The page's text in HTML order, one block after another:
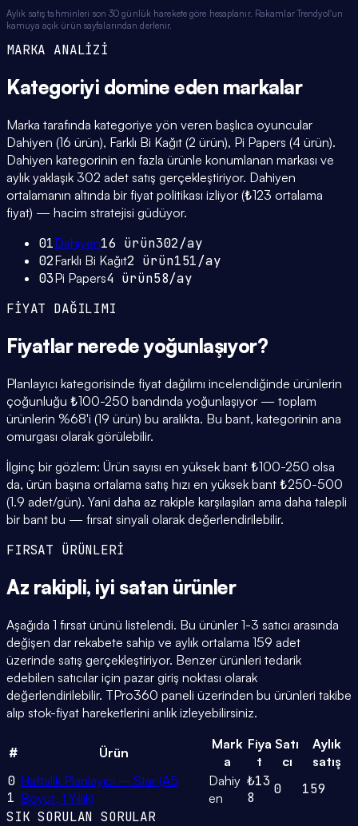
Aylık satış tahminleri son 30 günlük harekete göre hesaplanır. Rakamlar Trendyol'un
kamuya açık ürün sayfalarından derlenir.
MARKA ANALİZİ
Kategoriyi domine eden markalar
Marka tarafında kategoriye yön veren başlıca oyuncular
Dahiyen (16 ürün), Farklı Bi Kağıt (2 ürün), Pi Papers (4 ürün).
Dahiyen kategorinin en fazla ürünle konumlanan markası ve
aylık yaklaşık 302 adet satış gerçekleştiriyor. Dahiyen
ortalamanın altında bir fiyat politikası izliyor (₺123 ortalama
fiyat) — hacim stratejisi güdüyor.
01Dahiyen16 ürün302/ay
02Farklı Bi Kağıt2 ürün151/ay
03Pi Papers4 ürün58/ay
FİYAT DAĞILIMI
Fiyatlar nerede yoğunlaşıyor?
Planlayıcı kategorisinde fiyat dağılımı incelendiğinde ürünlerin
çoğunluğu ₺100-250 bandında yoğunlaşıyor — toplam
ürünlerin %68'i (19 ürün) bu aralıkta. Bu bant, kategorinin ana
omurgası olarak görülebilir.
İlginç bir gözlem: Ürün sayısı en yüksek bant ₺100-250 olsa
da, ürün başına ortalama satış hızı en yüksek bant ₺250-500
(1.9 adet/gün). Yani daha az rakiple karşılaşılan ama daha talepli
bir bant bu — fırsat sinyali olarak değerlendirilebilir.
FIRSAT ÜRÜNLERİ
Az rakipli, iyi satan ürünler
Aşağıda 1 fırsat ürünü listelendi. Bu ürünler 1-3 satıcı arasında
değişen dar rekabete sahip ve aylık ortalama 159 adet
üzerinde satış gerçekleştiriyor. Benzer ürünleri tedarik
edebilen satıcılar için pazar giriş noktası olarak
değerlendirilebilir. TPro360 paneli üzerinden bu ürünleri takibe
alıp stok-fiyat hareketlerini anlık izleyebilirsiniz.
# Ürün
Mark
a
Fiya
t
Satı
cı
Aylık
satış
0
1
Haftalık Planlayıcı – Star (A5
Boyut, 1 Yıllık)
Dahiy
en
₺13
8
0
159
SIK SORULAN SORULAR